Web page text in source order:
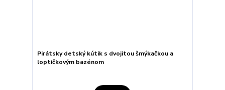
Pirátsky detský kútik s dvojitou šmýkačkou a
loptičkovým bazénom